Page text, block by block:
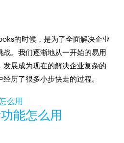
的时候，是为了全面解决企业
。我们逐渐地从一开始的易用
发展成为现在的解决企业复杂的
历了很多小步快走的过程。
能怎么用